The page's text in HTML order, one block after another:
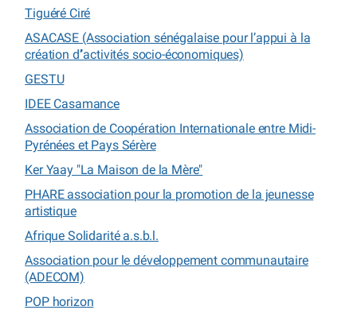
Tiguéré Ciré
ASACASE (Association sénégalaise pour l’appui à la
création d’’activités socio-économiques)
GESTU
IDEE Casamance
Association de Coopération Internationale entre Midi-
Pyrénées et Pays Sérère
Ker Yaay "La Maison de la Mère"
PHARE association pour la promotion de la jeunesse
artistique
Afrique Solidarité a.s.b.l.
Association pour le développement communautaire
(ADECOM)
POP horizon